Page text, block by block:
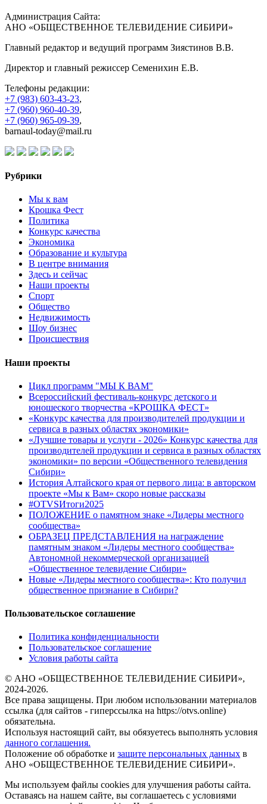
Администрация Сайта:
АНО «ОБЩЕСТВЕННОЕ ТЕЛЕВИДЕНИЕ СИБИРИ»
Главный редактор и ведущий программ Зиястинов В.В.
Директор и главный режиссер Семенихин Е.В.
Телефоны редакции:
+7 (983) 603-43-23,
+7 (960) 960-40-39,
+7 (960) 965-09-39,
barnaul-today@mail.ru
Рубрики
Мы к вам
Крошка Фест
Политика
Конкурс качества
Экономика
Образование и культура
В центре внимания
Здесь и сейчас
Наши проекты
Спорт
Общество
Недвижимость
Шоу бизнес
Происшествия
Наши проекты
Цикл программ "МЫ К ВАМ"
Всероссийский фестиваль-конкурс детского и
юношеского творчества «КРОШКА ФЕСТ»
«Конкурс качества для производителей продукции и
сервиса в разных областях экономики»
«Лучшие товары и услуги - 2026» Конкурс качества для
производителей продукции и сервиса в разных областях
экономики» по версии «Общественного телевидения
Сибири»
История Алтайского края от первого лица: в авторском
проекте «Мы к Вам» скоро новые рассказы
#OTVSИтоги2025
ПОЛОЖЕНИЕ о памятном знаке «Лидеры местного
сообщества»
ОБРАЗЕЦ ПРЕДСТАВЛЕНИЯ на награждение
памятным знаком «Лидеры местного сообщества»
Автономной некоммерческой организацией
«Общественное телевидение Сибири»
Новые «Лидеры местного сообщества»: Кто получил
общественное признание в Сибири?
Пользовательское соглашение
Политика конфиденциальности
Пользовательское соглашение
Условия работы сайта
© АНО «ОБЩЕСТВЕННОЕ ТЕЛЕВИДЕНИЕ СИБИРИ»,
2024-2026.
Все права защищены. При любом использовании материалов
ссылка (для сайтов - гиперссылка на https://otvs.online)
обязательна.
Используя настоящий сайт, вы обязуетесь выполнять условия
данного соглашения.
Положение об обработке и защите персональных данных в
АНО «ОБЩЕСТВЕННОЕ ТЕЛЕВИДЕНИЕ СИБИРИ».
Мы используем файлы cookies для улучшения работы сайта.
Оставаясь на нашем сайте, вы соглашаетесь с условиями